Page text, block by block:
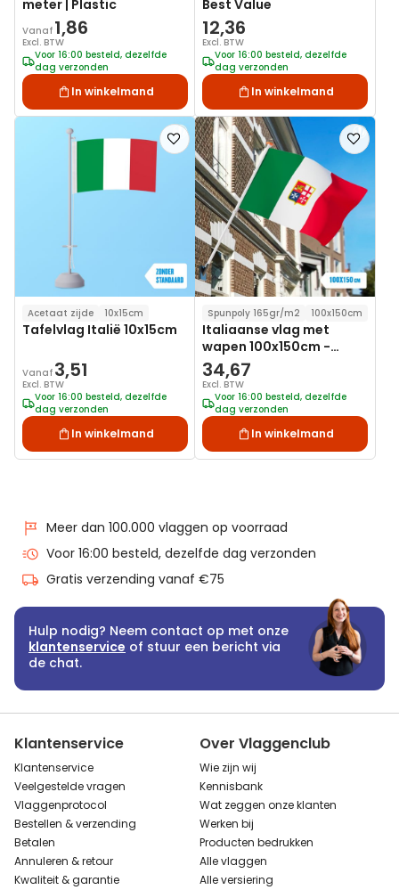
meter | Plastic
Vanaf 1,86
Excl. BTW
Voor 16:00 besteld, dezelfde
dag verzonden
In winkelmand
Best Value
12,36
Excl. BTW
Voor 16:00 besteld, dezelfde
dag verzonden
In winkelmand
Voeg
toe
verlanglijst
Acetaat zijde 10x15cm
Tafelvlag Italië 10x15cm
Vanaf 3,51
Excl. BTW
Voor 16:00 besteld, dezelfde
dag verzonden
In winkelmand
Voeg
toe
aan
Spunpoly 165gr/m2 100x150cm
Italiaanse vlag met
wapen 100x150cm -
Spunpoly
34,67
Excl. BTW
Voor 16:00 besteld, dezelfde
dag verzonden
In winkelmand
Meer dan 100.000 vlaggen op voorraad
Voor 16:00 besteld, dezelfde dag verzonden
Gratis verzending vanaf €75
Hulp nodig? Neem contact op met onze
klantenservice of stuur een bericht via
de chat.
Klantenservice
Klantenservice
Veelgestelde vragen
Vlaggenprotocol
Bestellen & verzending
Betalen
Annuleren & retour
Kwaliteit & garantie
Over Vlaggenclub
Wie zijn wij
Kennisbank
Wat zeggen onze klanten
Werken bij
Producten bedrukken
Alle vlaggen
Alle versiering